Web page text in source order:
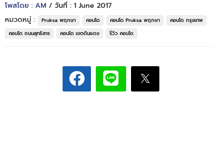
โพสโดย : AM / วันที่ : 1 June 2017
หมวดหมู่ :
Pruksa พฤกษา คอนโด คอนโด Pruksa พฤกษา
คอนโด กรุงเทพ
คอนโด ถนนสุทธิสาร
คอนโด เขตดินแดง รีวิว คอนโด